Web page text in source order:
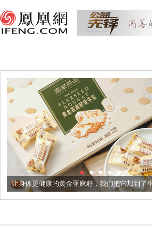
的黄金亚麻籽，我们把它加到了牛轧糖里